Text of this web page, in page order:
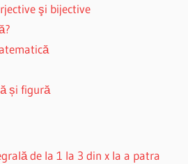
şi bijective
și figură
de la 1 la 3 din x la a patra